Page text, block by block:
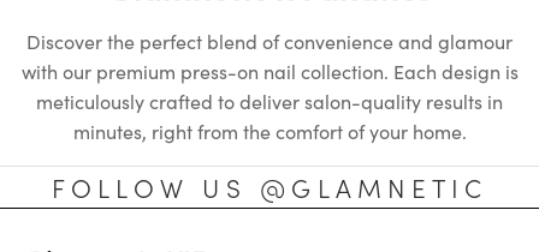
Discover the perfect blend of convenience and glamour
with our premium press-on nail collection. Each design is
meticulously crafted to deliver salon-quality results in
minutes, right from the comfort of your home.
FOLLOW US @GLAMNETIC